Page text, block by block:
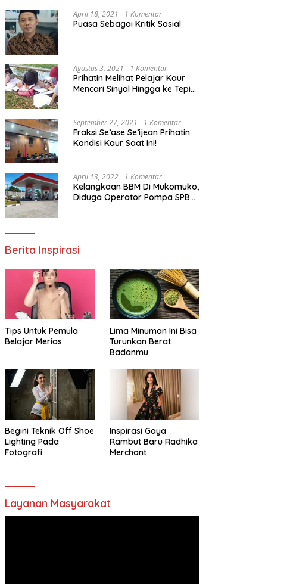
April 18, 2021 1 Komentar
Puasa Sebagai Kritik Sosial
Agustus 3, 2021 1 Komentar
Prihatin Melihat Pelajar Kaur
Mencari Sinyal Hingga ke Tepi
Segera Bertindak
September 27, 2021 1 Komentar
Fraksi Se’ase Se’ijean Prihatin
Kondisi Kaur Saat Ini!
April 13, 2022 1 Komentar
Kelangkaan BBM Di Mukomuko,
Diduga Operator Pompa SPBU
Berita Inspirasi
Tips Untuk Pemula
Belajar Merias
Lima Minuman Ini Bisa
Turunkan Berat
Badanmu
Begini Teknik Off Shoe
Lighting Pada
Fotografi
Inspirasi Gaya
Rambut Baru Radhika
Merchant
Layanan Masyarakat